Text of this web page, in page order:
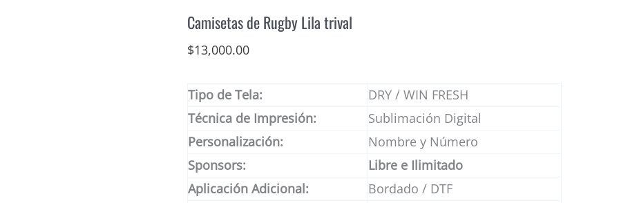
Camisetas de Rugby Lila trival
$13,000.00
Tipo de Tela:
DRY / WIN FRESH
Técnica de Impresión:
Sublimación Digital
Personalización:
Nombre y Número
Sponsors:
Libre e Ilimitado
Aplicación Adicional:
Bordado / DTF